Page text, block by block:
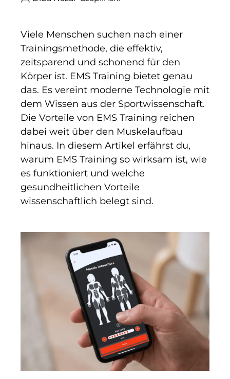
Viele Menschen suchen nach einer
Trainingsmethode, die effektiv,
zeitsparend und schonend für den
Körper ist. EMS Training bietet genau
das. Es vereint moderne Technologie mit
dem Wissen aus der Sportwissenschaft.
Die Vorteile von EMS Training reichen
dabei weit über den Muskelaufbau
hinaus. In diesem Artikel erfährst du,
warum EMS Training so wirksam ist, wie
es funktioniert und welche
gesundheitlichen Vorteile
wissenschaftlich belegt sind.